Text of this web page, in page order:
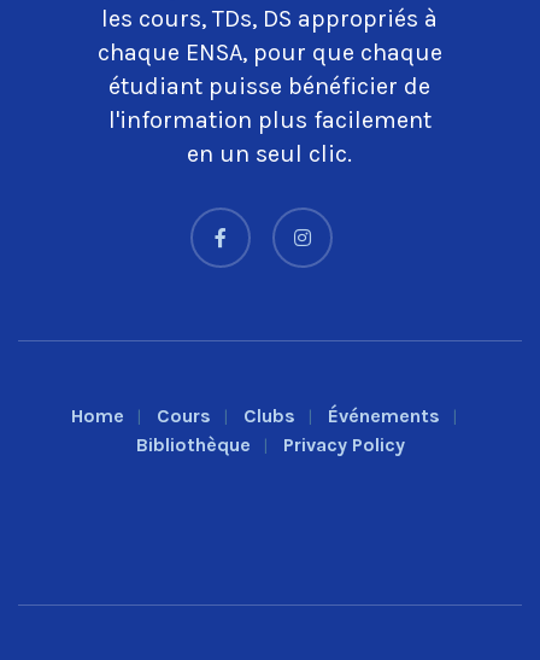
les cours, TDs, DS appropriés à
chaque ENSA, pour que chaque
étudiant puisse bénéficier de
l'information plus facilement
en un seul clic.
Home Cours Clubs
Événements
Bibliothèque
Privacy Policy